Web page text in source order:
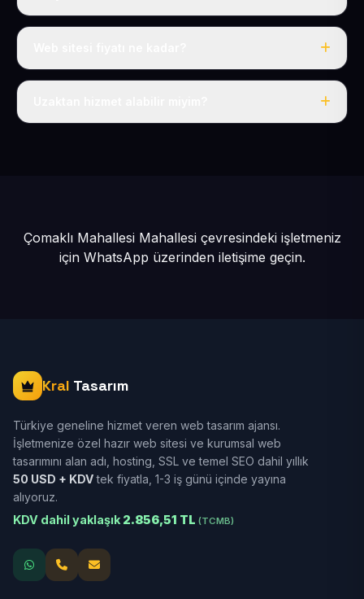
Evet, Çomaklı Mahallesi dahil tüm Develi ve Develi
Tek fiyat: yılda 50 USD + KDV, her şey dahil.
Çomaklı Mahallesi Mahallesi çevresindeki işletmeniz
için WhatsApp üzerinden iletişime geçin.
Kral Tasarım
Türkiye geneline hizmet veren web tasarım ajansı.
İşletmenize özel hazır web sitesi ve kurumsal web
tasarımını alan adı, hosting, SSL ve temel SEO dahil yıllık
50 USD + KDVtek fiyatla, 1-3 iş günü içinde yayına
alıyoruz.
KDV dahil yaklaşık 2.856,51 TL (TCMB)